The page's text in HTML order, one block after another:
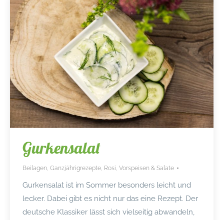
Gurkensalat
Beilagen Ganzjährigrezepte Rosi Vorspeisen & Salate
Gurkensalat ist im Sommer besonders leicht und
lecker. Dabei gibt es nicht nur das eine Rezept. Der
deutsche Klassiker lässt sich vielseitig abwandeln,